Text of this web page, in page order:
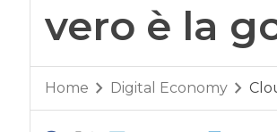
vero è la
Home Digital Economy